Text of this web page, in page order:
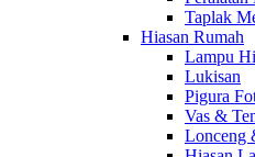
Taplak
Hiasan Rumah
Lampu
Lukisan
Pigura
Vas &
Lonceng